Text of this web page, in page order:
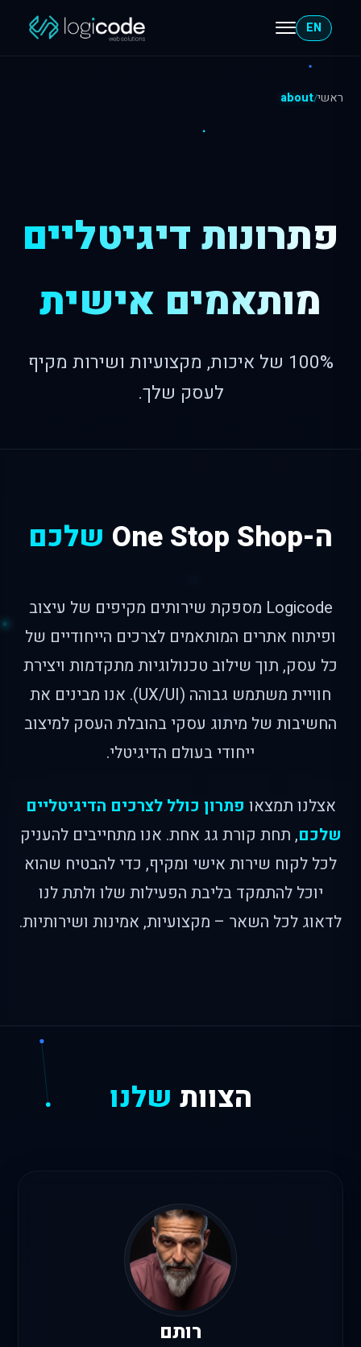
EN
ראשי/
about
פתרונות דיגיטליים
מותאמים אישית
100% של איכות, מקצועיות ושירות מקיף
לעסק שלך.
ה-One Stop Shop שלכם
Logicode מספקת שירותים מקיפים של עיצוב
ופיתוח אתרים המותאמים לצרכים הייחודיים של
כל עסק, תוך שילוב טכנולוגיות מתקדמות ויצירת
חוויית משתמש גבוהה (UX/UI). אנו מבינים את
החשיבות של מיתוג עסקי בהובלת העסק למיצוב
ייחודי בעולם הדיגיטלי.
אצלנו תמצאו פתרון כולל לצרכים הדיגיטליים
שלכם, תחת קורת גג אחת. אנו מתחייבים להעניק
לכל לקוח שירות אישי ומקיף, כדי להבטיח שהוא
יוכל להתמקד בליבת הפעילות שלו ולתת לנו
לדאוג לכל השאר – מקצועיות, אמינות ושירותיות.
הצוות שלנו
רותם